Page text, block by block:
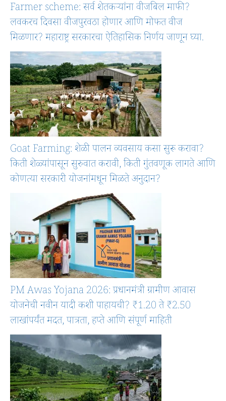
Farmer scheme: सर्व शेतकऱ्यांना वीजबिल माफी?
लवकरच दिवसा वीजपुरवठा होणार आणि मोफत वीज
मिळणार? महाराष्ट्र सरकारचा ऐतिहासिक निर्णय जाणून घ्या.
Goat Farming: शेळी पालन व्यवसाय कसा सुरू करावा?
किती शेळ्यांपासून सुरुवात करावी, किती गुंतवणूक लागते आणि
कोणत्या सरकारी योजनांमधून मिळते अनुदान?
PM Awas Yojana 2026: प्रधानमंत्री ग्रामीण आवास
योजनेची नवीन यादी कशी पाहायची? ₹1.20 ते ₹2.50
लाखांपर्यंत मदत, पात्रता, हप्ते आणि संपूर्ण माहिती